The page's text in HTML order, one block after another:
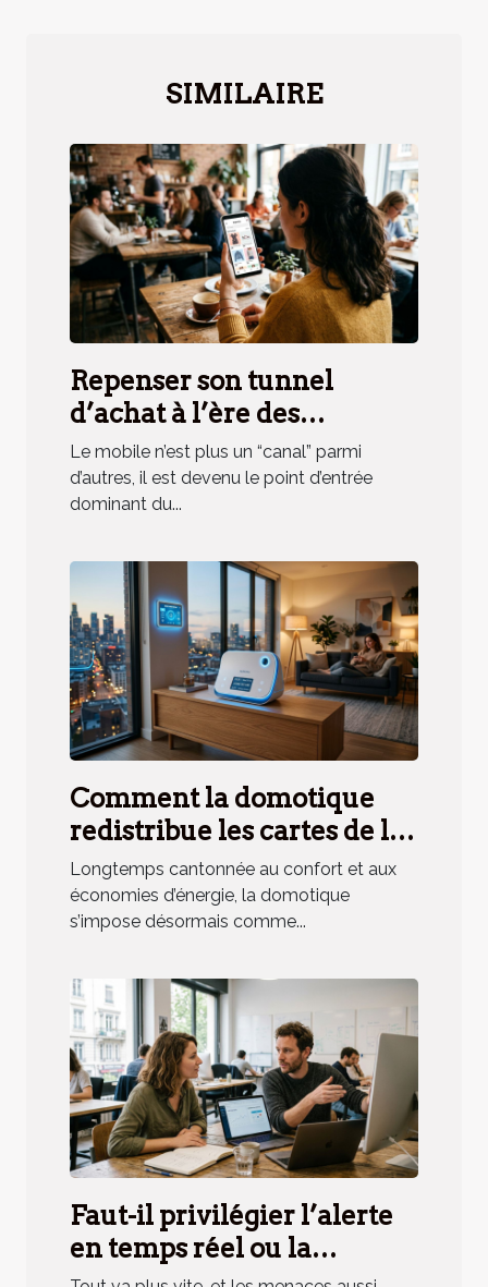
SIMILAIRE
Repenser son tunnel
d’achat à l’ère des
applications mobiles
Le mobile n’est plus un “canal” parmi
d’autres, il est devenu le point d’entrée
dominant du...
Comment la domotique
redistribue les cartes de la
sécurité résidentielle
Longtemps cantonnée au confort et aux
économies d’énergie, la domotique
s’impose désormais comme...
Faut-il privilégier l’alerte
en temps réel ou la